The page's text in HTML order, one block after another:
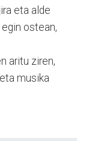
eta alde
ostean,
aritu ziren,
musika